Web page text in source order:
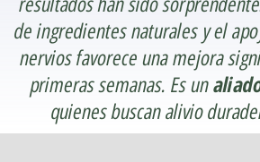
de ingredientes naturales y el
nervios favorece una mejora
primeras semanas. Es un
quienes buscan alivio